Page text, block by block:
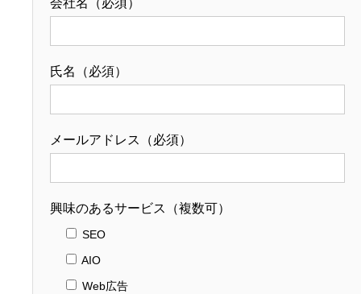
会社名（必須）
氏名（必須）
メールアドレス（必須）
興味のあるサービス（複数可）
SEO
AIO
Web広告